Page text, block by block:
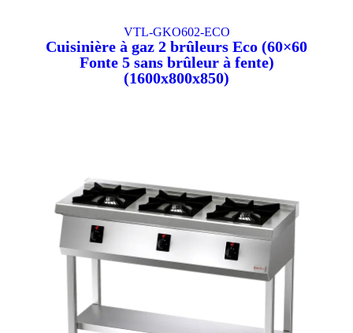
VTL-GKO602-ECO
Cuisinière à gaz 2 brûleurs Eco (60×60
Fonte 5 sans brûleur à fente)
(1600x800x850)